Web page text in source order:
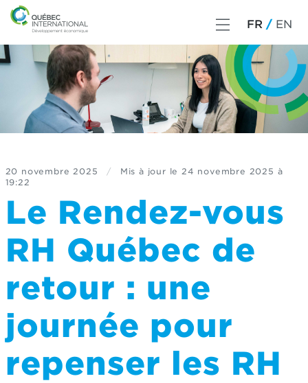
FR EN
20 novembre 2025 / Mis à jour le 24 novembre 2025 à
19:22
Le Rendez-vous
RH Québec de
retour : une
journée pour
repenser les RH